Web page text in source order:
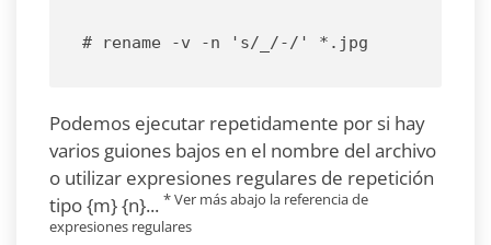
# rename -v -n 's/_/-/' *.jpg
Podemos ejecutar repetidamente por si hay
varios guiones bajos en el nombre del archivo
o utilizar expresiones regulares de repetición
tipo {m} {n}... * Ver más abajo la referencia de
expresiones regulares